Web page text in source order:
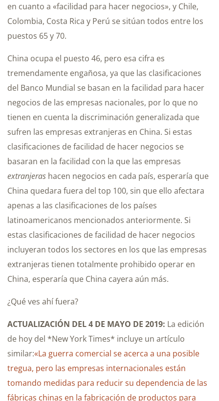
en cuanto a «facilidad para hacer negocios», y Chile,
Colombia, Costa Rica y Perú se sitúan todos entre los
puestos 65 y 70.
China ocupa el puesto 46, pero esa cifra es
tremendamente engañosa, ya que las clasificaciones
del Banco Mundial se basan en la facilidad para hacer
negocios de las empresas nacionales, por lo que no
tienen en cuenta la discriminación generalizada que
sufren las empresas extranjeras en China. Si estas
clasificaciones de facilidad de hacer negocios se
basaran en la facilidad con la que las empresas
extranjeras hacen negocios en cada país, esperaría que
China quedara fuera del top 100, sin que ello afectara
apenas a las clasificaciones de los países
latinoamericanos mencionados anteriormente. Si
estas clasificaciones de facilidad de hacer negocios
incluyeran todos los sectores en los que las empresas
extranjeras tienen totalmente prohibido operar en
China, esperaría que China cayera aún más.
¿Qué ves ahí fuera?
ACTUALIZACIÓN DEL 4 DE MAYO DE 2019: La edición
de hoy del *New York Times* incluye un artículo
similar:«La guerra comercial se acerca a una posible
tregua, pero las empresas internacionales están
tomando medidas para reducir su dependencia de las
fábricas chinas en la fabricación de productos para